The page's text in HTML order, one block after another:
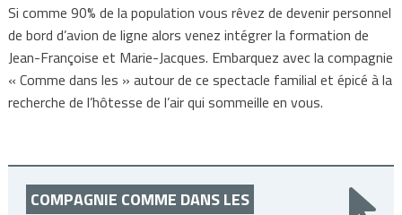
Si comme 90% de la population vous rêvez de devenir personnel
de bord d’avion de ligne alors venez intégrer la formation de
Jean-Françoise et Marie-Jacques. Embarquez avec la compagnie
« Comme dans les » autour de ce spectacle familial et épicé à la
recherche de l’hôtesse de l’air qui sommeille en vous.
COMPAGNIE COMME DANS LES